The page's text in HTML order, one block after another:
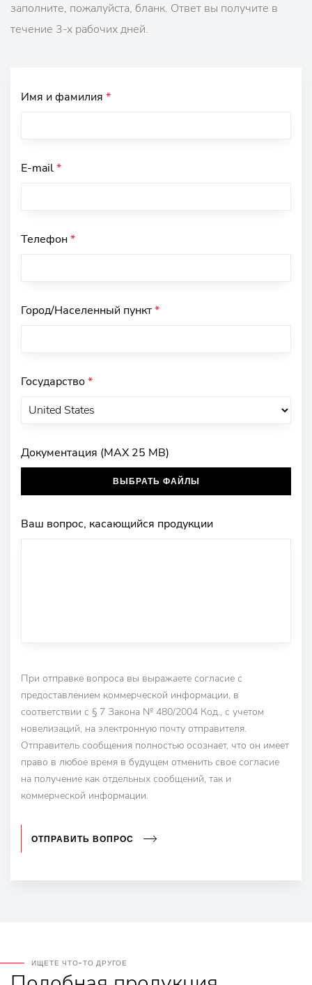
заполните, пожалуйста, бланк. Ответ вы получите в
течение 3-х рабочих дней.
Имя и фамилия *
E-mail*
Телефон*
Город/Населенный пункт*
Государство*
Документация (MAX 25 MB)
ВЫБРАТЬ ФАЙЛЫ
Ваш вопрос, касающийся продукции
При отправке вопроса вы выражаете согласие с
предоставлением коммерческой информации, в
соответствии с § 7 Закона № 480/2004 Код., с учетом
новелизаций, на электронную почту отправителя.
Отправитель сообщения полностью осознает, что он имеет
право в любое время в будущем отменить свое согласие
на получение как отдельных сообщений, так и
коммерческой информации.
ОТПРАВИТЬ ВОПРОС
ИЩЕТЕ ЧТО-ТО ДРУГОЕ